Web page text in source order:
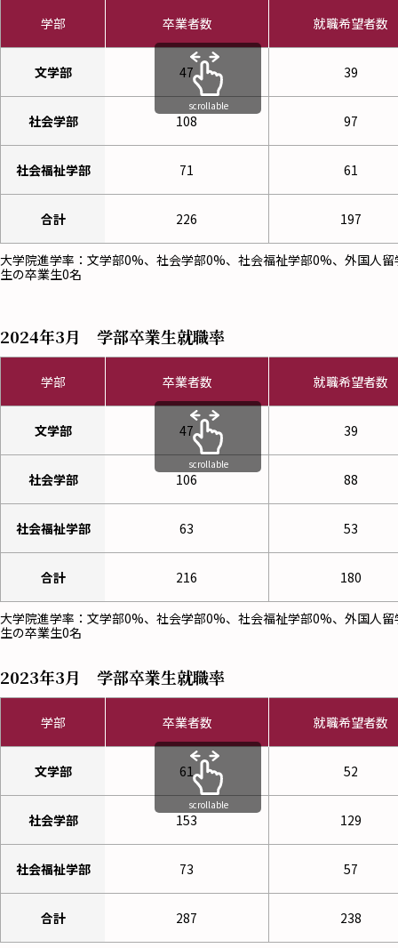
学部 卒業者数 就職希望者数
文学部 47 39
社会学部 108 97
社会福祉学部 71 61
合計 226 197
大学院進学率：文学部0%、社会学部0%、社会福祉学部0%、外国人留
生の卒業生0名
scrollable
2024年3月 学部卒業生就職率
学部 卒業者数 就職希望者数
文学部 47 39
社会学部 106 88
社会福祉学部 63 53
合計 216 180
大学院進学率：文学部0%、社会学部0%、社会福祉学部0%、外国人留
生の卒業生0名
scrollable
2023年3月 学部卒業生就職率
学部 卒業者数 就職希望者数
文学部 61 52
社会学部 153 129
社会福祉学部 73 57
合計 287 238
scrollable